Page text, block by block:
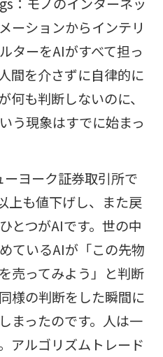
ーションからインテリ
ターをAIがすべて担っ
間を介さずに自律的に
何も判断しないのに、
う現象はすでに始まっ
ヨーク証券取引所で
上も値下げし、また戻
とつがAIです。世の中
ているAIが「この先物
売ってみよう」と判断
様の判断をした瞬間に
まったのです。人は一
アルゴリズムトレード